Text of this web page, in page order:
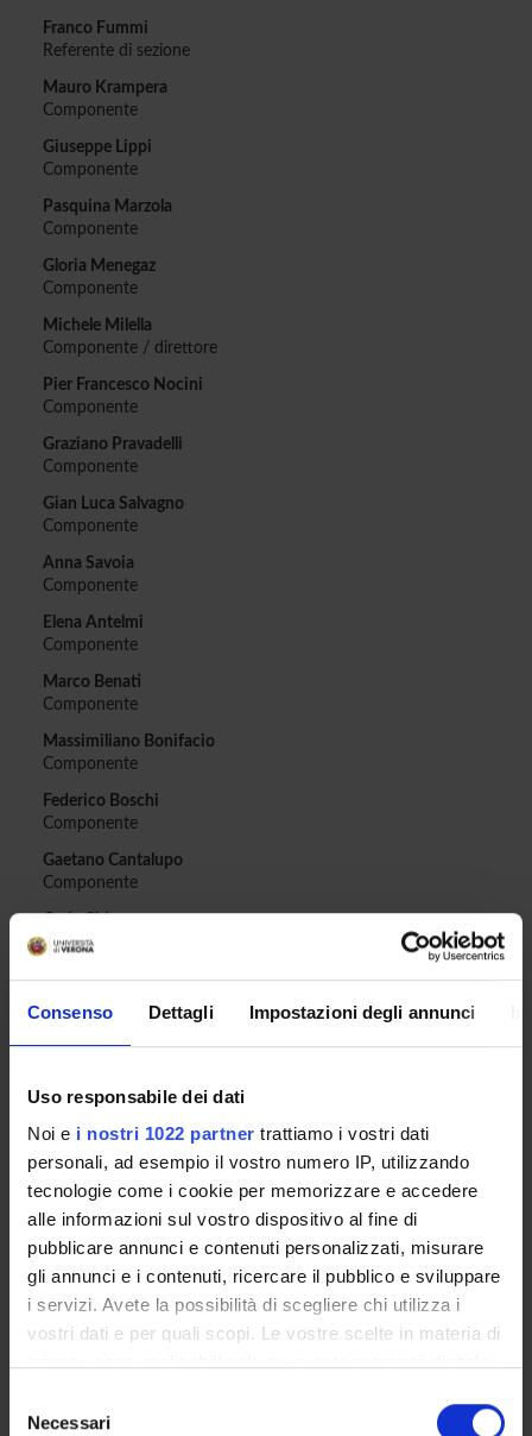
Consenso Dettagli Impostazioni degli annunci
Uso responsabile dei dati
Noi e i nostri 1022 partner trattiamo i vostri dati
personali, ad esempio il vostro numero IP, utilizzando
tecnologie come i cookie per memorizzare e accedere
alle informazioni sul vostro dispositivo al fine di
pubblicare annunci e contenuti personalizzati, misurare
gli annunci e i contenuti, ricercare il pubblico e sviluppare
i servizi. Avete la possibilità di scegliere chi utilizza i
vostri dati e per quali scopi. Le vostre scelte in materia di
modificare o revocare il proprio consenso in qualsiasi
delNecessari
Franco Fummi
Referente di sezione
Mauro Krampera
Componente
Giuseppe Lippi
Componente
Pasquina Marzola
Componente
Gloria Menegaz
Componente
Michele Milella
Componente / direttore
Pier Francesco Nocini
Componente
Graziano Pravadelli
Componente
Gian Luca Salvagno
Componente
Anna Savoia
Componente
Elena Antelmi
Componente
Marco Benati
Componente
Massimiliano Bonifacio
Componente
Federico Boschi
Componente
Gaetano Cantalupo
Componente
Componente
Vincenzo Corbo
Luca Giuseppe Dalle Carbonare
Elisa Danese
Componente
Francesca Darra
Componente
Mirko Faccioli
Componente
Andrea Giachetti
Componente
Componente